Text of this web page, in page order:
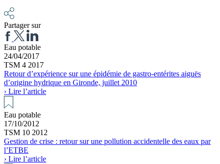
Partager sur
Eau potable
24/04/2017
TSM 4 2017
Retour d’expérience sur une épidémie de gastro-entérites aiguës
d’origine hydrique en Gironde, juillet 2010
› Lire l’article
Eau potable
17/10/2012
TSM 10 2012
Gestion de crise : retour sur une pollution accidentelle des eaux par
l’ETBE
› Lire l’article